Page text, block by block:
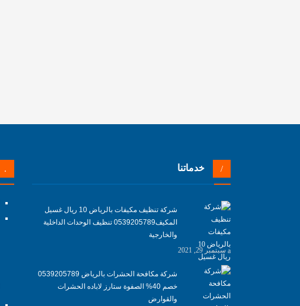
خدماتنا
شركة تنظيف مكيفات بالرياض 10 ريال غسيل
المكيف0539205789 تنظيف الوحدات الداخلية
والخارجية
سبتمبر 29, 2021
شركة مكافحة الحشرات بالرياض 0539205789
خصم 40% الصفوة ستارز لاباده الحشرات
والقوارض